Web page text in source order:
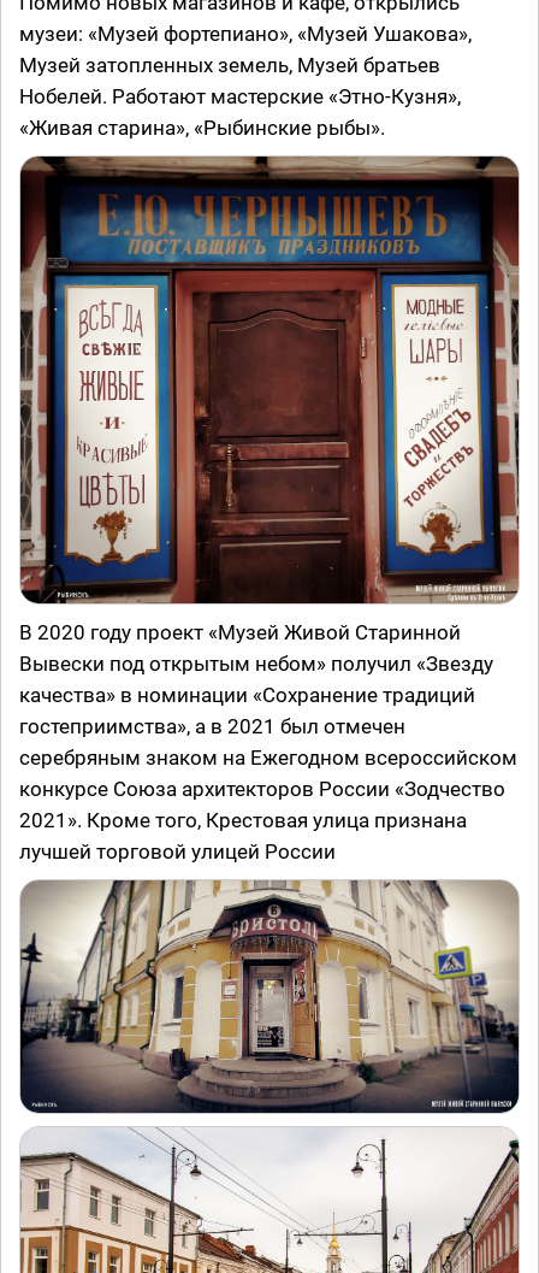
музеи: «Музей фортепиано», «Музей Ушакова»,
Музей затопленных земель, Музей братьев
Нобелей. Работают мастерские «Этно-Кузня»,
«Живая старина», «Рыбинские рыбы».
В 2020 году проект «Музей Живой Старинной
Вывески под открытым небом» получил «Звезду
качества» в номинации «Сохранение традиций
гостеприимства», а в 2021 был отмечен
серебряным знаком на Ежегодном всероссийском
конкурсе Союза архитекторов России «Зодчество
2021». Кроме того, Крестовая улица признана
лучшей торговой улицей России